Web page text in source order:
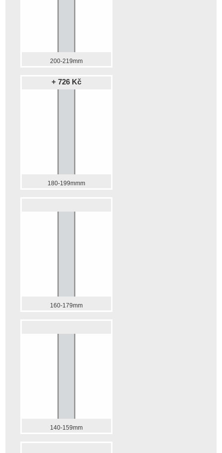
200-219mm
+ 726 Kč
180-199mmm
160-179mm
140-159mm